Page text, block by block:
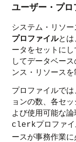
ユーザー・プロ
システム・リソ
プロファイルとは
ータをセットに
してデータベー
ンス・リソースを
プロファイルで
ョンの数、各セ
よび使用可能な
clerkプロファ
ースが事務作業に